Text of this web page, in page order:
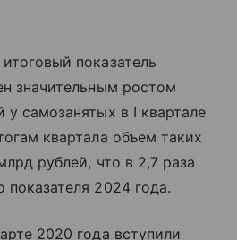
показатель
значительным ростом
у самозанятых в I квартале
квартала объем таких
рублей, что в 2,7 раза
показателя 2024 года.
2020 года вступили